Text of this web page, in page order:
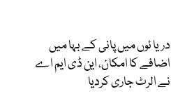
دریا ئوں میں پانی کے بہا میں
اضافے کا امکان، این ڈی ایم اے
نے الرٹ جاری کردیا